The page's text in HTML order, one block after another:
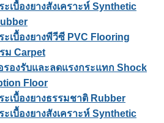
ะเบื้องยางสังเคราะห์ Synthetic
ะเบื้องยางพีวีซี PVC Flooring
ม Carpet
รองรับและลดแรงกระแทก Shock
Floor
ะเบื้องยางธรรมชาติ Rubber
ะเบื้องยางสังเคราะห์ Synthetic